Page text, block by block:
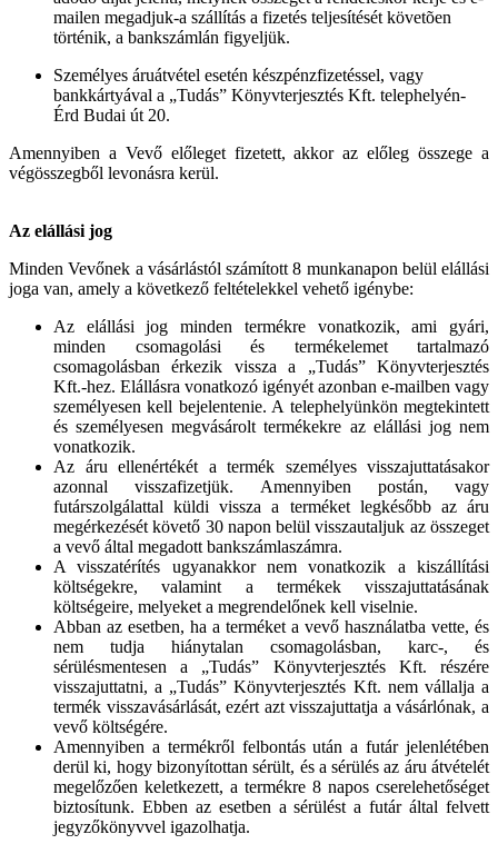
mailen megadjuk-a szállítás a fizetés teljesítését követõen
történik, a bankszámlán figyeljük.
Személyes áruátvétel esetén készpénzfizetéssel, vagy
bankkártyával a „Tudás” Könyvterjesztés Kft. telephelyén-
Érd Budai út 20.
Amennyiben a Vevő előleget fizetett, akkor az előleg összege a
végösszegből levonásra kerül.
Az elállási jog
Minden Vevőnek a vásárlástól számított 8 munkanapon belül elállási
joga van, amely a következő feltételekkel vehető igénybe:
Az elállási jog minden termékre vonatkozik, ami gyári,
minden csomagolási és termékelemet tartalmazó
csomagolásban érkezik vissza a „Tudás” Könyvterjesztés
Kft.-hez. Elállásra vonatkozó igényét azonban e-mailben vagy
személyesen kell bejelentenie. A telephelyünkön megtekintett
és személyesen megvásárolt termékekre az elállási jog nem
vonatkozik.
Az áru ellenértékét a termék személyes visszajuttatásakor
azonnal visszafizetjük. Amennyiben postán, vagy
futárszolgálattal küldi vissza a terméket legkésőbb az áru
megérkezését követő 30 napon belül visszautaljuk az összeget
a vevő által megadott bankszámlaszámra.
A visszatérítés ugyanakkor nem vonatkozik a kiszállítási
költségekre, valamint a termékek visszajuttatásának
költségeire, melyeket a megrendelőnek kell viselnie.
Abban az esetben, ha a terméket a vevő használatba vette, és
nem tudja hiánytalan csomagolásban, karc-, és
sérülésmentesen a „Tudás” Könyvterjesztés Kft. részére
visszajuttatni, a „Tudás” Könyvterjesztés Kft. nem vállalja a
termék visszavásárlását, ezért azt visszajuttatja a vásárlónak, a
vevő költségére.
Amennyiben a termékről felbontás után a futár jelenlétében
derül ki, hogy bizonyítottan sérült, és a sérülés az áru átvételét
megelőzően keletkezett, a termékre 8 napos cserelehetőséget
biztosítunk. Ebben az esetben a sérülést a futár által felvett
jegyzőkönyvvel igazolhatja.